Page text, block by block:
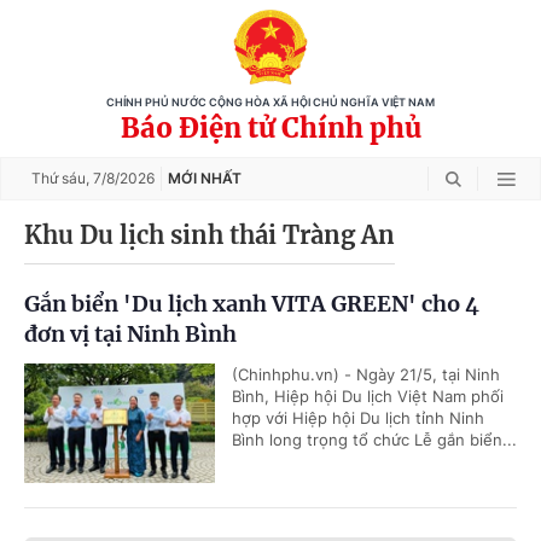
CHÍNH PHỦ NƯỚC CỘNG HÒA XÃ HỘI CHỦ NGHĨA VIỆT NAM
Báo Điện tử Chính phủ
Thứ sáu, 7/8/2026 MỚI NHẤT
Khu Du lịch sinh thái Tràng An
Gắn biển 'Du lịch xanh VITA GREEN' cho 4
đơn vị tại Ninh Bình
(Chinhphu.vn) - Ngày 21/5, tại Ninh
Bình, Hiệp hội Du lịch Việt Nam phối
hợp với Hiệp hội Du lịch tỉnh Ninh
Bình long trọng tổ chức Lễ gắn biển...